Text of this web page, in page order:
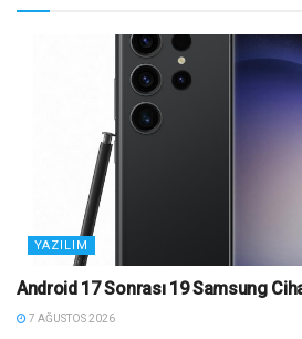
YAZILIM
Android 17 Sonrası 19 Samsung
7 AĞUSTOS 2026